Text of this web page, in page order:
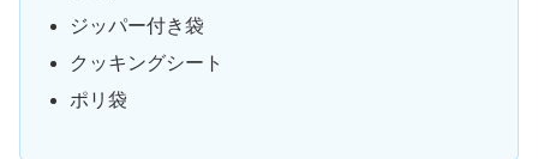
ジッパー付き袋
クッキングシート
ポリ袋